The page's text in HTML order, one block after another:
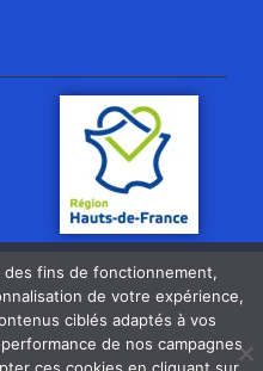
fins de fonctionnement,
de votre expérience,
ciblés adaptés à vos
de nos campagnes